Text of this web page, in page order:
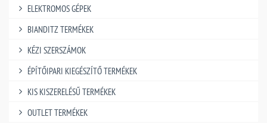
ELEKTROMOS GÉPEK
BIANDITZ TERMÉKEK
KÉZI SZERSZÁMOK
ÉPÍTŐIPARI KIEGÉSZÍTŐ TERMÉKEK
KIS KISZERELÉSŰ TERMÉKEK
OUTLET TERMÉKEK